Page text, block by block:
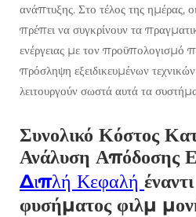
ανάπτυξης. Στο τέλος της ημέρας,
πρέπει να συγκρίνουν τα
ενέργειας με τον προϋπολογισμό
πρόσληψη εξειδικευμένων
λειτουργούν σωστά αυτά τα
Συνολικό Κόστος
Ανάλυση Απόδοσης
Διπλή Κεφαλή
φυσήματος φιλμ